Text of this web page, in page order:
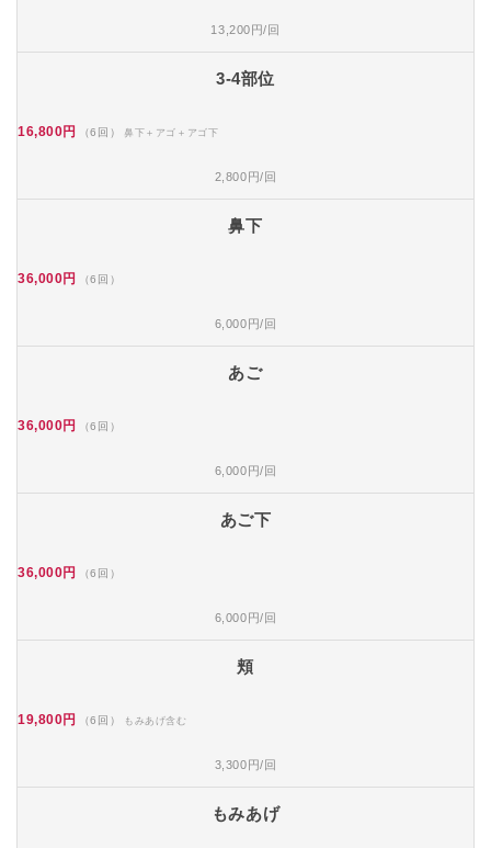
13,200円/回
3-4部位
16,800円 （6回） 鼻下＋アゴ＋アゴ下
2,800円/回
鼻下
36,000円 （6回）
6,000円/回
あご
36,000円 （6回）
6,000円/回
あご下
36,000円 （6回）
6,000円/回
頬
19,800円 （6回） もみあげ含む
3,300円/回
もみあげ